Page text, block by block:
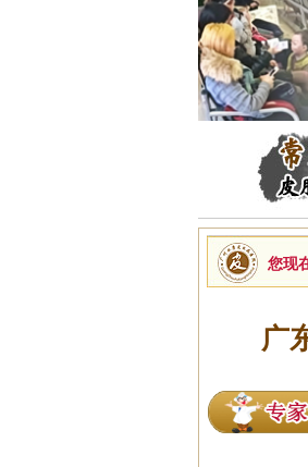
您现
广